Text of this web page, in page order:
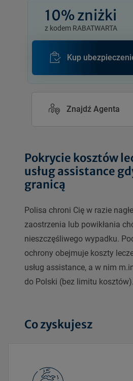
10% zniżki
z kodem RABATWARTA
Kup
Znajdź Agenta
Pokrycie kosztów
usług assistance
granicą
Polisa chroni Cię w razie
zaostrzenia lub powikłania
nieszczęśliwego wypadku.
ochrony obejmuje koszty
usług assistance, a w nim
do Polski (bez limitu kosztów).
Co zyskujesz